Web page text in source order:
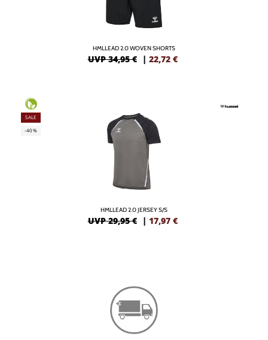
HMLLEAD 2.0 WOVEN SHORTS
UVP 34,95 € | 22,72 €
SALE
-40%
HMLLEAD 2.0 JERSEY S/S
UVP 29,95 € | 17,97 €